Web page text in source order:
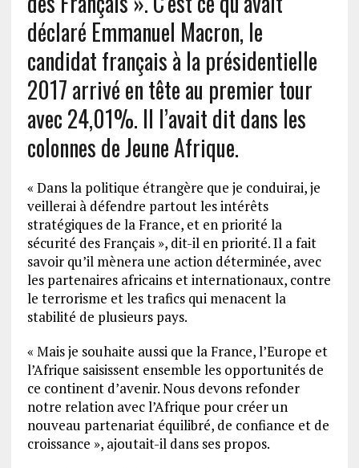
déclaré Emmanuel Macron, le
candidat français à la présidentielle
2017 arrivé en tête au premier tour
avec 24,01%. Il l’avait dit dans les
colonnes de Jeune Afrique.
« Dans la politique étrangère que je conduirai, je
veillerai à défendre partout les intérêts
stratégiques de la France, et en priorité la
sécurité des Français », dit-il en priorité. Il a fait
savoir qu’il mènera une action déterminée, avec
les partenaires africains et internationaux, contre
le terrorisme et les trafics qui menacent la
stabilité de plusieurs pays.
« Mais je souhaite aussi que la France, l’Europe et
l’Afrique saisissent ensemble les opportunités de
ce continent d’avenir. Nous devons refonder
notre relation avec l’Afrique pour créer un
nouveau partenariat équilibré, de confiance et de
croissance », ajoutait-il dans ses propos.